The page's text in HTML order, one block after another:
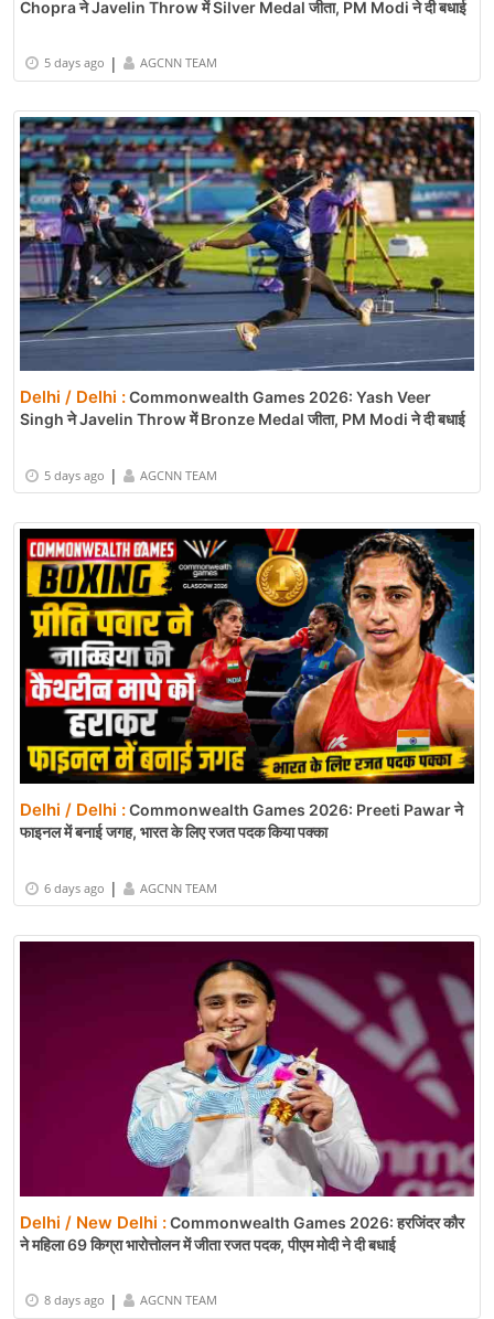
Chopra ने Javelin Throw में Silver Medal जीता, PM Modi ने दी बधाई
5 days ago | AGCNN TEAM
Delhi / Delhi :Commonwealth Games 2026: Yash Veer
Singh ने Javelin Throw में Bronze Medal जीता, PM Modi ने दी बधाई
5 days ago | AGCNN TEAM
Delhi / Delhi :Commonwealth Games 2026: Preeti Pawar ने
फाइनल में बनाई जगह, भारत के लिए रजत पदक किया पक्का
6 days ago | AGCNN TEAM
Delhi / New Delhi :Commonwealth Games 2026: हरजिंदर कौर
ने महिला 69 किग्रा भारोत्तोलन में जीता रजत पदक, पीएम मोदी ने दी बधाई
8 days ago | AGCNN TEAM